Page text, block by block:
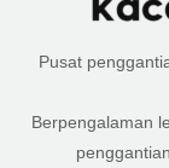
Pusat
Berpengalaman